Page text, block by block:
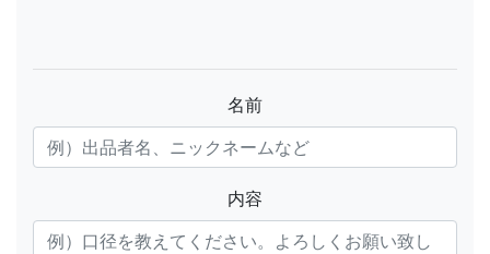
名前
内容